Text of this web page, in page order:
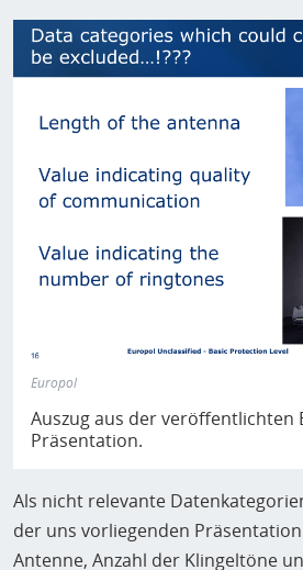
Europol
Auszug aus der veröffentlichten
Präsentation.
Als nicht relevante
der uns vorliegenden
Antenne, Anzahl der Klingeltöne